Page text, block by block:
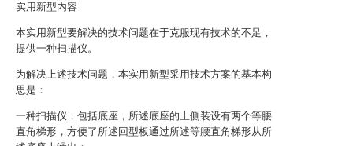
实用新型内容
本实用新型要解决的技术问题在于克服现有技术的不足，
提供一种扫描仪。
为解决上述技术问题，本实用新型采用技术方案的基本构
思是：
一种扫描仪，包括底座，所述底座的上侧装设有两个等腰
直角梯形，方便了所述回型板通过所述等腰直角梯形从所